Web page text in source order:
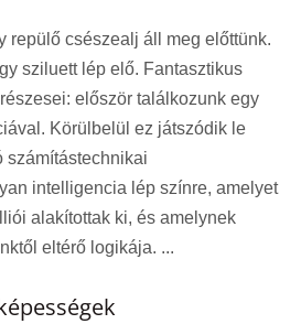
repülő csészealj áll meg előttünk.
sziluett lép elő. Fantasztikus
először találkozunk egy
Körülbelül ez játszódik le
számítástechnikai
intelligencia lép színre, amelyet
alakítottak ki, és amelynek
eltérő logikája. ...